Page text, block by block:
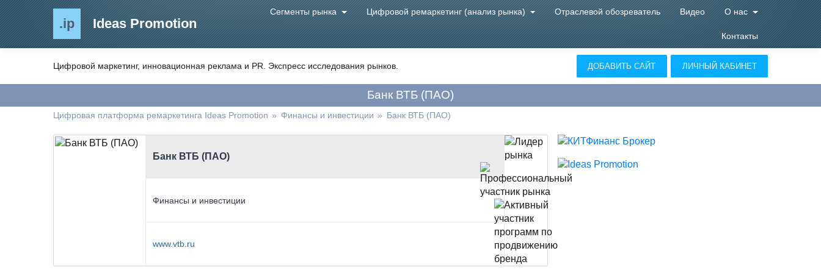
.ip Ideas Promotion
Сегменты рынка Цифровой ремаркетинг (анализ рынка) Отраслевой обозреватель Видео О нас
Контакты
Цифровой маркетинг, инновационная реклама и PR. Экспресс исследования рынков. ДОБАВИТЬ САЙТ ЛИЧНЫЙ КАБИНЕТ
Банк ВТБ (ПАО)
Цифровая платформа ремаркетинга Ideas Promotion » Финансы и инвестиции » Банк ВТБ (ПАО)
Банк ВТБ (ПАО)
Финансы и инвестиции
www.vtb.ru